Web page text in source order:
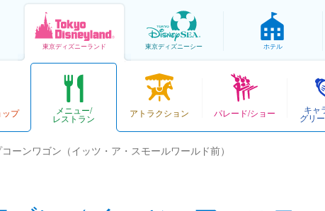
東京ディズニーランド 東京ディズニーシー ホテル
ップ メニュー/
レストラン アトラクション パレード/ショー キャ
グリ
ーンワゴン（イッツ・ア・スモールワールド前）